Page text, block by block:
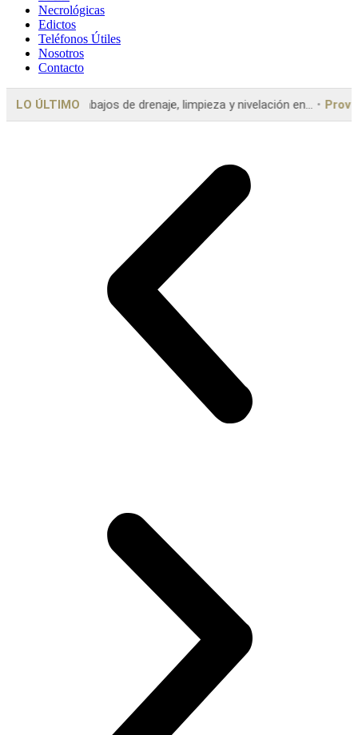
Necrológicas
Edictos
Teléfonos Útiles
Nosotros
Contacto
LO ÚLTIMO
y nivelación en... ProvinciaGirard: “La motosierra